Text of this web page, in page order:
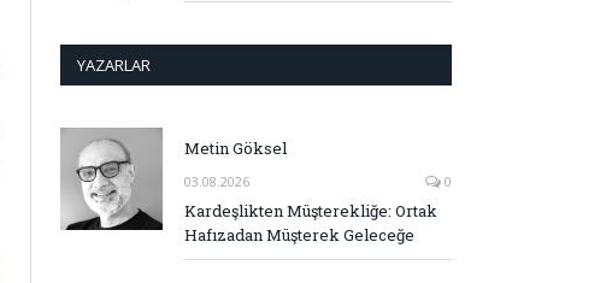
YAZARLAR
Metin Göksel
03.08.2026 0
Kardeşlikten Müşterekliğe: Ortak
Hafızadan Müşterek Geleceğe